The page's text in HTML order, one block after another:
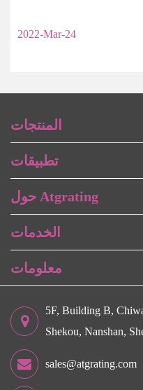
2022-Mar-24
المنتجات
تطبيقات
حول Atgrating
الخدمات
معلومات
5F, Building B,
Shekou, Nanshan,
sales@atgrating.com